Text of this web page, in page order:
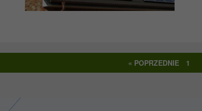
« POPRZEDNIE 1